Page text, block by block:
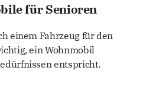
für Senioren
einem Fahrzeug für den
ein Wohnmobil
entspricht.